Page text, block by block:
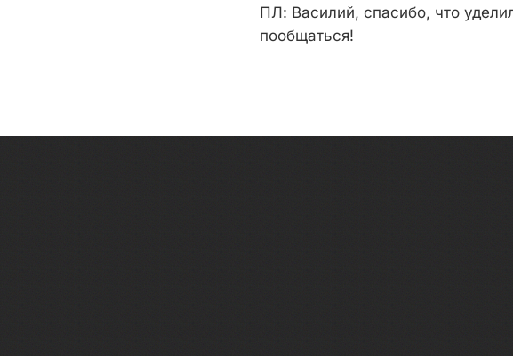
ПЛ: Василий, спасибо, что
пообщаться!